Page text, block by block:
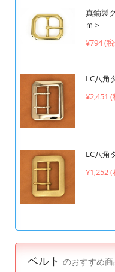
真鍮製
ｍ＞
¥794 (
LC八角
¥2,451 (
LC八角
¥1,252 (
ベルト のおすすめ商